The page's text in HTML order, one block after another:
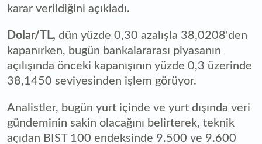
karar verildiğini açıkladı.
Dolar/TL, dün yüzde 0,30 azalışla 38,0208'den
kapanırken, bugün bankalararası piyasanın
açılışında önceki kapanışının yüzde 0,3 üzerinde
38,1450 seviyesinden işlem görüyor.
Analistler, bugün yurt içinde ve yurt dışında veri
gündeminin sakin olacağını belirterek, teknik
açıdan BIST 100 endeksinde 9.500 ve 9.600